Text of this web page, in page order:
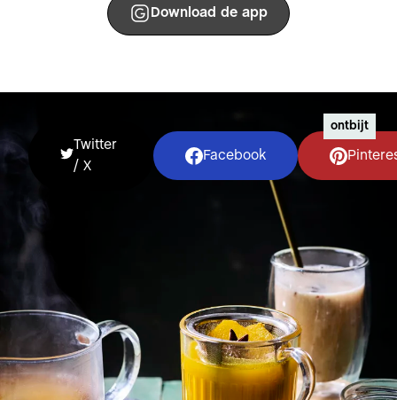
Download de app
Twitter
/ X
Facebook
ontbijt